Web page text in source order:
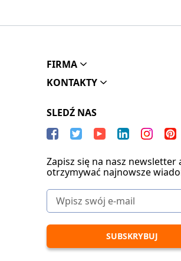
FIRMA
KONTAKTY
SLEDŹ NAS
Zapisz się na nasz newsletter
otrzymywać najnowsze